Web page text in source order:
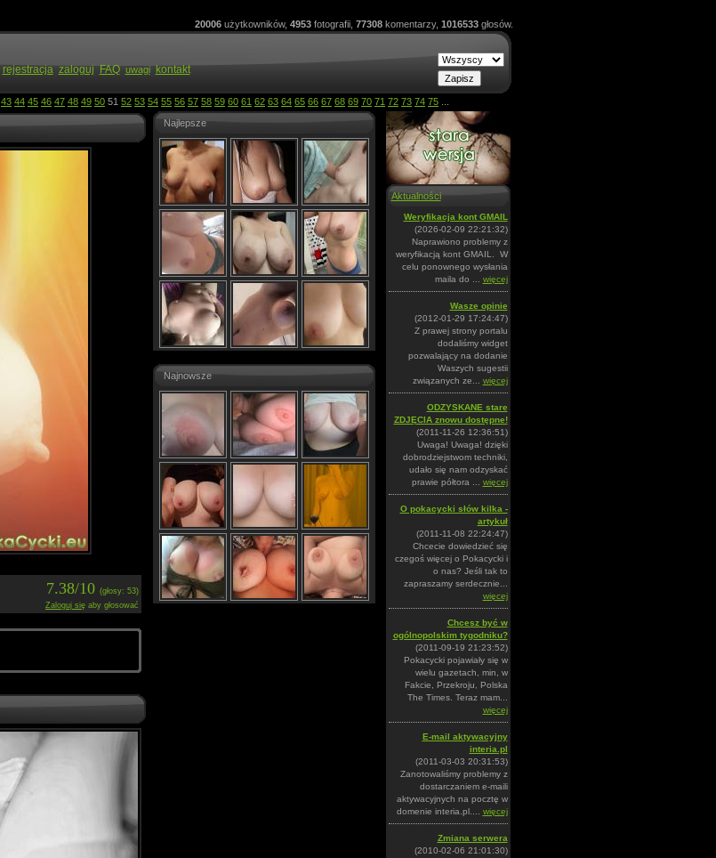
20006użytkowników, 4953fotografii, 77308komentarzy, 1016533głosów.
rejestracja zaloguj FAQ uwagi kontakt
43 44 45 46 47 48 49 50 51 52 53 54 55 56 57 58 59 60 61 62 63 64 65 66 67 68 69 70 71 72 73 74 75
7.38/10 (głosy: 53)
Zaloguj się aby głosować
Najlepsze
Najnowsze
Aktualności
Weryfikacja kont GMAIL
(2026-02-09 22:21:32)
Naprawiono problemy z
weryfikacją kont GMAIL. W
celu ponownego wysłania
maila do ... więcej
Wasze opinie
(2012-01-29 17:24:47)
Z prawej strony portalu
dodaliśmy widget
pozwalający na dodanie
Waszych sugestii
związanych ze... więcej
ODZYSKANE stare
ZDJĘCIA znowu dostępne!
(2011-11-26 12:36:51)
Uwaga! Uwaga! dzięki
dobrodziejstwom techniki,
udało się nam odzyskać
prawie półtora ... więcej
O pokacycki słów kilka -
artykuł
(2011-11-08 22:24:47)
Chcecie dowiedzieć się
czegoś więcej o Pokacycki i
o nas? Jeśli tak to
zapraszamy serdecznie...
więcej
Chcesz być w
ogólnopolskim tygodniku?
(2011-09-19 21:23:52)
Pokacycki pojawiały się w
wielu gazetach, min, w
Fakcie, Przekroju, Polska
The Times. Teraz mam...
więcej
E-mail aktywacyjny
interia.pl
(2011-03-03 20:31:53)
Zanotowaliśmy problemy z
dostarczaniem e-maili
aktywacyjnych na pocztę w
domenie interia.pl.... więcej
Zmiana serwera
(2010-02-06 21:01:30)